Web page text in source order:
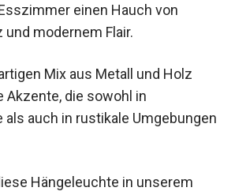
einen Hauch von
und modernem Flair.
Mix aus Metall und Holz
die sowohl in
auch in rustikale Umgebungen
Hängeleuchte in unserem